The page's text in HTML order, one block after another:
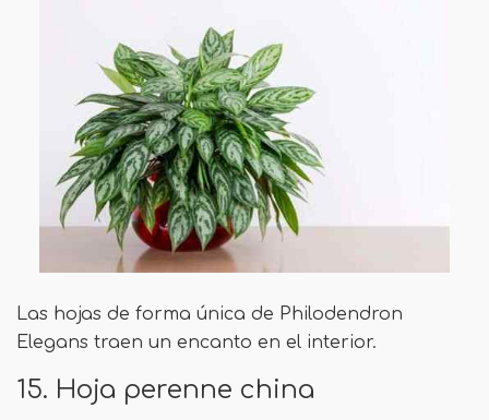
Las hojas de forma única de Philodendron
Elegans traen un encanto en el interior.
15. Hoja perenne china